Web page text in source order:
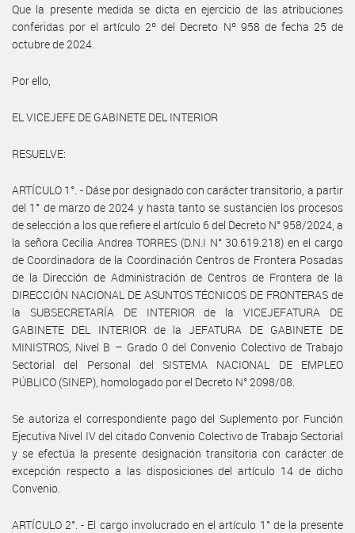
Que la presente medida se dicta en ejercicio de las atribuciones
conferidas por el artículo 2º del Decreto Nº 958 de fecha 25 de
octubre de 2024.
Por ello,
EL VICEJEFE DE GABINETE DEL INTERIOR
RESUELVE:
ARTÍCULO 1°. - Dáse por designado con carácter transitorio, a partir
del 1° de marzo de 2024 y hasta tanto se sustancien los procesos
de selección a los que refiere el artículo 6 del Decreto N° 958/2024, a
la señora Cecilia Andrea TORRES (D.N.I N° 30.619.218) en el cargo
de Coordinadora de la Coordinación Centros de Frontera Posadas
de la Dirección de Administración de Centros de Frontera de la
DIRECCIÓN NACIONAL DE ASUNTOS TÉCNICOS DE FRONTERAS de
la SUBSECRETARÍA DE INTERIOR de la VICEJEFATURA DE
GABINETE DEL INTERIOR de la JEFATURA DE GABINETE DE
MINISTROS, Nivel B – Grado 0 del Convenio Colectivo de Trabajo
Sectorial del Personal del SISTEMA NACIONAL DE EMPLEO
PÚBLICO (SINEP), homologado por el Decreto N° 2098/08.
Se autoriza el correspondiente pago del Suplemento por Función
Ejecutiva Nivel IV del citado Convenio Colectivo de Trabajo Sectorial
y se efectúa la presente designación transitoria con carácter de
excepción respecto a las disposiciones del artículo 14 de dicho
Convenio.
ARTÍCULO 2°. - El cargo involucrado en el artículo 1° de la presente